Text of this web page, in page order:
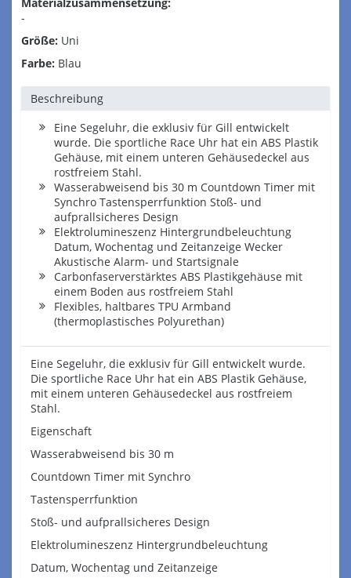
-
Größe: Uni
Farbe: Blau
Beschreibung
Eine Segeluhr, die exklusiv für Gill entwickelt
wurde. Die sportliche Race Uhr hat ein ABS Plastik
Gehäuse, mit einem unteren Gehäusedeckel aus
rostfreiem Stahl.
Wasserabweisend bis 30 m Countdown Timer mit
Synchro Tastensperrfunktion Stoß- und
aufprallsicheres Design
Elektrolumineszenz Hintergrundbeleuchtung
Datum, Wochentag und Zeitanzeige Wecker
Akustische Alarm- und Startsignale
Carbonfaserverstärktes ABS Plastikgehäuse mit
einem Boden aus rostfreiem Stahl
Flexibles, haltbares TPU Armband
(thermoplastisches Polyurethan)
Eine Segeluhr, die exklusiv für Gill entwickelt wurde.
Die sportliche Race Uhr hat ein ABS Plastik Gehäuse,
mit einem unteren Gehäusedeckel aus rostfreiem
Stahl.
Eigenschaft
Wasserabweisend bis 30 m
Countdown Timer mit Synchro
Tastensperrfunktion
Stoß- und aufprallsicheres Design
Elektrolumineszenz Hintergrundbeleuchtung
Datum, Wochentag und Zeitanzeige